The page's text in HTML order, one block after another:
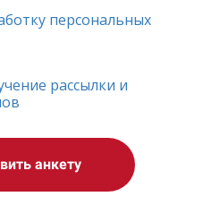
персональных
рассылки и
анкету